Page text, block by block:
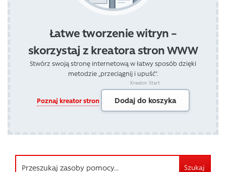
Łatwe tworzenie witryn –
skorzystaj z kreatora stron WWW
Stwórz swoją stronę internetową w łatwy sposób dzięki
metodzie „przeciągnij i upuść”.
Poznaj kreator stron
Kreator Start
Dodaj do koszyka
Szukaj